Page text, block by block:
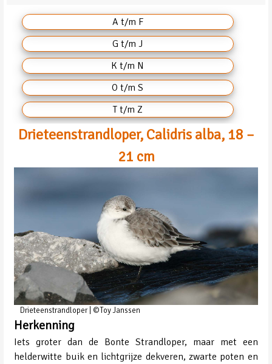
A t/m F
G t/m J
K t/m N
O t/m S
T t/m Z
Drieteenstrandloper, Calidris alba, 18 –
21 cm
Drieteenstrandloper | ©Toy Janssen
Herkenning
Iets groter dan de Bonte Strandloper, maar met een
helderwitte buik en lichtgrijze dekveren, zwarte poten en